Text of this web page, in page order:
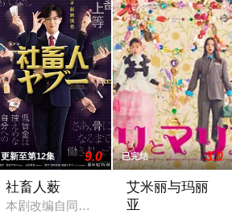
更新至第12集 9.0
社畜人薮
本剧改编自同名漫画。将员工视为公司
已完结 3.0
艾米丽与玛丽
亚